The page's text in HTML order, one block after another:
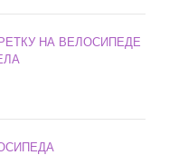
НА ВЕЛОСИПЕДЕ